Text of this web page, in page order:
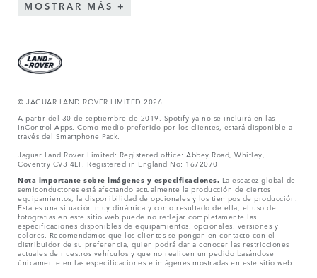
MOSTRAR MÁS
© JAGUAR LAND ROVER LIMITED 2026
A partir del 30 de septiembre de 2019, Spotify ya no se incluirá en las
InControl Apps. Como medio preferido por los clientes, estará disponible a
través del Smartphone Pack.
Jaguar Land Rover Limited: Registered office: Abbey Road, Whitley,
Coventry CV3 4LF. Registered in England No: 1672070
Nota importante sobre imágenes y especificaciones. La escasez global de
semiconductores está afectando actualmente la producción de ciertos
equipamientos, la disponibilidad de opcionales y los tiempos de producción.
Esta es una situación muy dinámica y como resultado de ella, el uso de
fotografías en este sitio web puede no reflejar completamente las
especificaciones disponibles de equipamientos, opcionales, versiones y
colores. Recomendamos que los clientes se pongan en contacto con el
distribuidor de su preferencia, quien podrá dar a conocer las restricciones
actuales de nuestros vehículos y que no realicen un pedido basándose
únicamente en las especificaciones e imágenes mostradas en este sitio web.